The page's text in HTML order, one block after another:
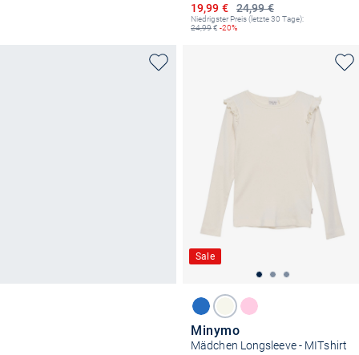
24,99 €
Ermäßigter Preis
19,99 €
Niedrigster Preis (letzte 30 Tage):
24,99€ -20%
Sale
Minymo
Mädchen Longsleeve - MITshirt